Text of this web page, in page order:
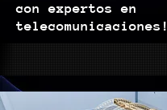
con expertos en
telecomunicaciones!